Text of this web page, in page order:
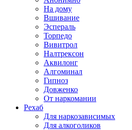
На дому
Вшивание
Эспераль
Торпедо
Вивитрол
Налтрексон
Аквилонг
Алгоминал
Гипноз
Довженко
От наркомании
Рехаб
Для наркозависимых
Для алкоголиков